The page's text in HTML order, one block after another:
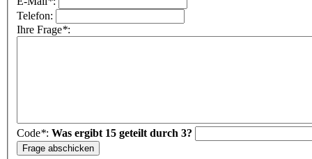
Telefon:
Ihre Frage*:
Code*: Was ergibt 15 geteilt durch 3?